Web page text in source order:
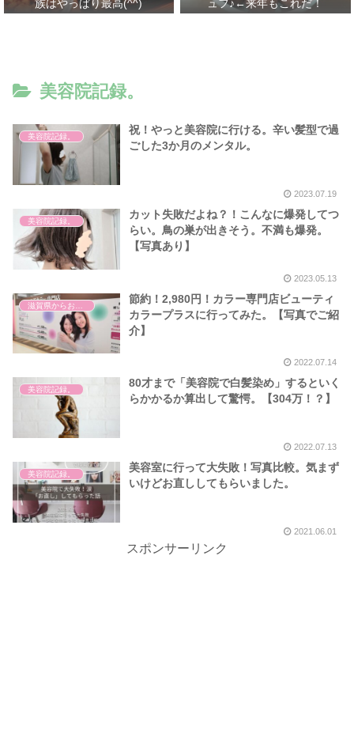
族はやっぱり最高(^^)
ュフ♪←来年もこれだ！
美容院記録。
美容院記録。
祝！やっと美容院に行ける。辛い髪型で過
ごした3か月のメンタル。
2023.07.19
美容院記録。
カット失敗だよね？！こんなに爆発してつ
らい。鳥の巣が出きそう。不満も爆発。
【写真あり】
2023.05.13
節約！2,980円！カラー専門店ビューティ
カラープラスに行ってみた。【写真でご紹
介】
2022.07.14
美容院記録。
80才まで「美容院で白髪染め」するといく
らかかるか算出して驚愕。【304万！？】
2022.07.13
美容院記録。
美容室に行って大失敗！写真比較。気まず
いけどお直ししてもらいました。
2021.06.01
スポンサーリンク